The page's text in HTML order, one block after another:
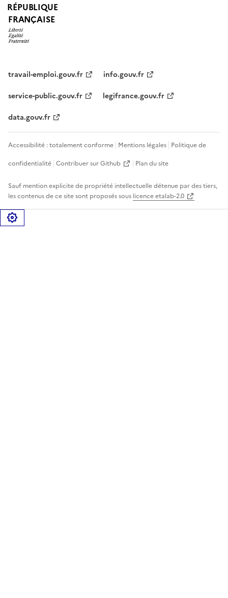
RÉPUBLIQUE
FRANÇAISE
travail-emploi.gouv.fr
info.gouv.fr
service-public.gouv.fr
legifrance.gouv.fr
data.gouv.fr
Accessibilité : totalement conforme Mentions légales Politique de
confidentialité Contribuer sur Github Plan du site
Sauf mention explicite de propriété intellectuelle détenue par des tiers,
les contenus de ce site sont proposés sous licence etalab-2.0
Gérer les cookies